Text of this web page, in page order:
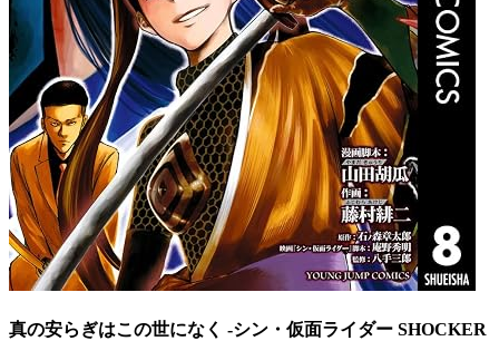
真の安らぎはこの世になく -シン・仮面ライダー SHOCKER